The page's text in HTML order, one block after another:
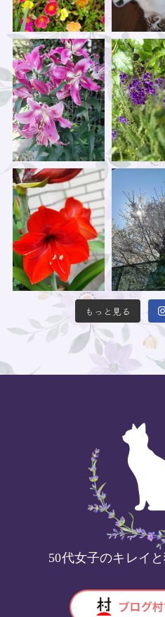
もっと見る
50代女子のキレイ